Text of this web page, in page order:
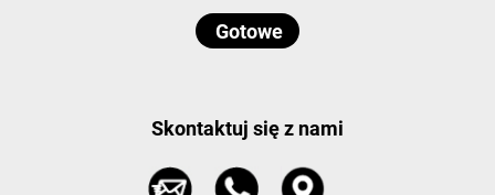
Skontaktuj się z nami